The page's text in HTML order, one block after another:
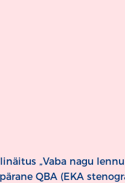
„Vaba nagu
QBA (EKA